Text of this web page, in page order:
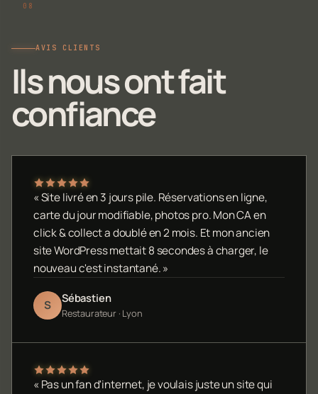
AVIS CLIENTS
Ils nous ont fait
confiance
« Site livré en 3 jours pile. Réservations en ligne,
carte du jour modifiable, photos pro. Mon CA en
click & collect a doublé en 2 mois. Et mon ancien
site WordPress mettait 8 secondes à charger, le
nouveau c'est instantané. »
S Sébastien
Restaurateur · Lyon
« Pas un fan d'internet, je voulais juste un site qui